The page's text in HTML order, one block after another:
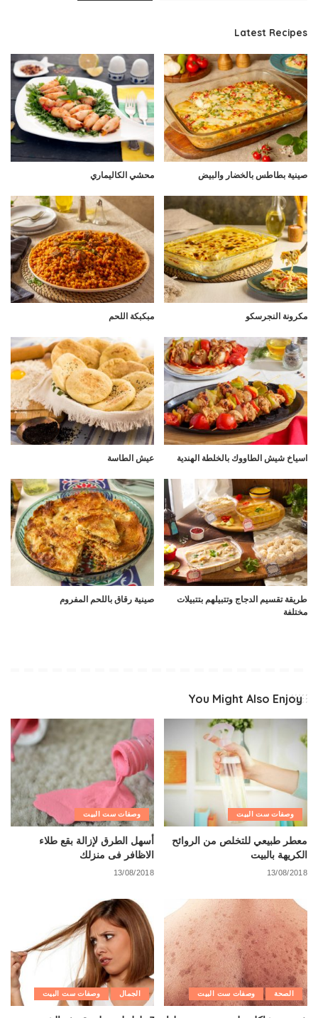
Latest Recipes
صينية بطاطس بالخضار والبيض محشي الكاليماري
مكرونة النجرسكو مبكبكة اللحم
اسياخ شيش الطاووك بالخلطة الهندية عيش الطاسة
طريقة تقسيم الدجاج وتتبيلهم بتتبيلات
مختلفة
صينية رقاق باللحم المفروم
You Might Also Enjoy
وصفات ست البيت
معطر طبيعي للتخلص من الروائح
الكريهة بالبيت
13/08/2018
وصفات ست البيت
أسهل الطرق لإزالة بقع طلاء
الاظافر فى منزلك
13/08/2018
الصحة وصفات ست البيت الجمال وصفات ست البيت